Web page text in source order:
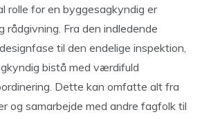
rolle for en byggesagkyndig er
rådgivning. Fra den indledende
til den endelige inspektion,
bistå med værdifuld
Dette kan omfatte alt fra
og samarbejde med andre fagfolk til